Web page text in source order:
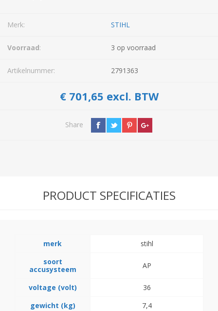
Merk: STIHL
Voorraad: 3 op voorraad
Artikelnummer: 2791363
€ 701,65 excl. BTW
Share
PRODUCT SPECIFICATIES
merk
stihl
soort
accusysteem
AP
voltage (volt)
36
gewicht (kg)
7,4